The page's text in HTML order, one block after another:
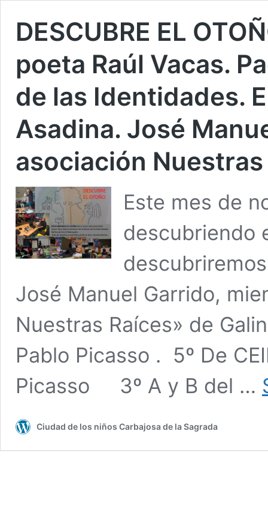
DESCUBRE EL
poeta Raúl Vacas.
de las Identidades.
Asadina. José
asociación
Este mes de
descubriendo
José Manuel Garrido,
Nuestras Raíces» de
Pablo Picasso . 5º De
Picasso 3º A y B del …
Ciudad de los niños Carbajosa de la Sagrada